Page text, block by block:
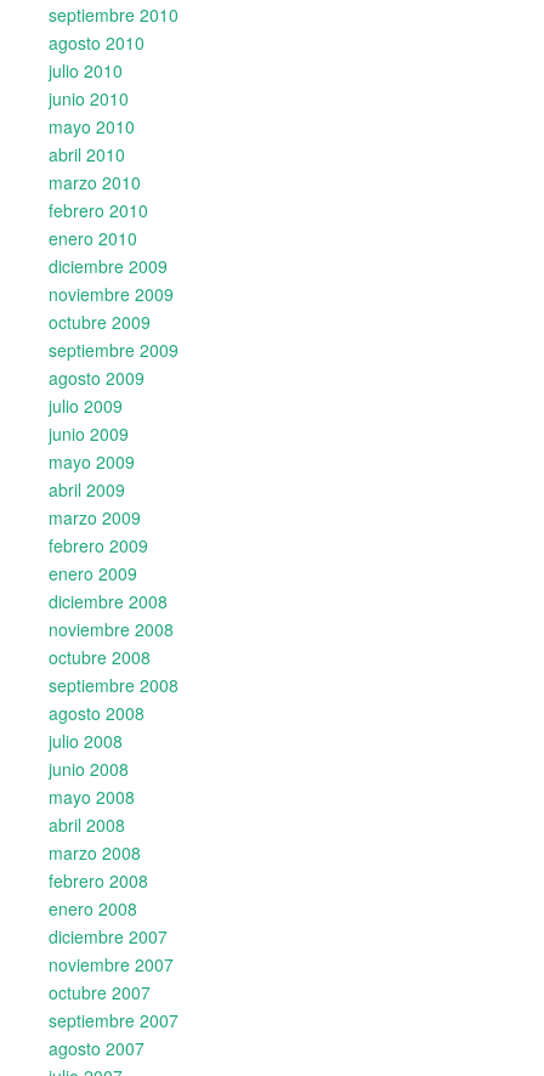
septiembre 2010
agosto 2010
julio 2010
junio 2010
mayo 2010
abril 2010
marzo 2010
febrero 2010
enero 2010
diciembre 2009
noviembre 2009
octubre 2009
septiembre 2009
agosto 2009
julio 2009
junio 2009
mayo 2009
abril 2009
marzo 2009
febrero 2009
enero 2009
diciembre 2008
noviembre 2008
octubre 2008
septiembre 2008
agosto 2008
julio 2008
junio 2008
mayo 2008
abril 2008
marzo 2008
febrero 2008
enero 2008
diciembre 2007
noviembre 2007
octubre 2007
septiembre 2007
agosto 2007